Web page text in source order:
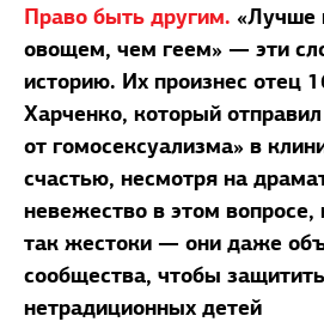
Право быть другим. «Лучше
овощем, чем геем» — эти
историю. Их произнес отец
Харченко, который
от гомосексуализма» в
счастью, несмотря на
невежество в этом вопросе,
так жестоки — они даже
сообщества, чтобы
нетрадиционных детей